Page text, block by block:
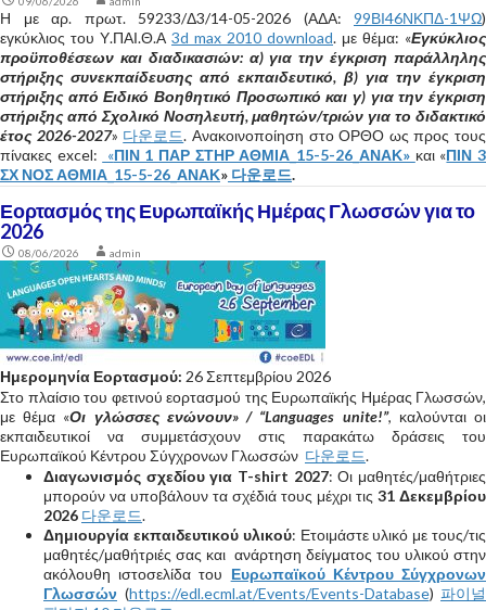
Η με αρ. πρωτ. 59233/Δ3/14-05-2026 (ΑΔΑ: 99ΒΙ46ΝΚΠΔ-1ΨΩ)
εγκύκλιος του Υ.ΠΑΙ.Θ.Α 3d max 2010 download. με θέμα: «Εγκύκλιος
προϋποθέσεων και διαδικασιών: α) για την έγκριση παράλληλης
στήριξης συνεκπαίδευσης από εκπαιδευτικό, β) για την έγκριση
στήριξης από Ειδικό Βοηθητικό Προσωπικό και γ) για την έγκριση
στήριξης από Σχολικό Νοσηλευτή, μαθητών/τριών για το διδακτικό
έτος 2026-2027» 다운로드. Ανακοινοποίηση στο ΟΡΘΟ ως προς τους
πίνακες excel:
«ΠΙΝ 1 ΠΑΡ ΣΤΗΡ ΑΘΜΙΑ_15-5-26_ΑΝΑΚ» και «ΠΙΝ 3
ΣΧ ΝΟΣ ΑΘΜΙΑ_15-5-26_ΑΝΑΚ» 다운로드.
Εορτασμός της Ευρωπαϊκής Ημέρας Γλωσσών για το
2026
08/06/2026 admin
Ημερομηνία Εορτασμού: 26 Σεπτεμβρίου 2026
Στο πλαίσιο του φετινού εορτασμού της Ευρωπαϊκής Ημέρας Γλωσσών,
με θέμα «Οι γλώσσες ενώνουν» / “Languages unite!”, καλούνται οι
εκπαιδευτικοί να συμμετάσχουν στις παρακάτω δράσεις του
Ευρωπαϊκού Κέντρου Σύγχρονων Γλωσσών 다운로드.
Διαγωνισμός σχεδίου για T-shirt 2027: Οι μαθητές/μαθήτριες
μπορούν να υποβάλουν τα σχέδιά τους μέχρι τις 31 Δεκεμβρίου
2026 다운로드.
Δημιουργία εκπαιδευτικού υλικού: Ετοιμάστε υλικό με τους/τις
μαθητές/μαθήτριές σας και ανάρτηση δείγματος του υλικού στην
ακόλουθη ιστοσελίδα του Ευρωπαϊκού Κέντρου Σύγχρονων
Γλωσσών (https://edl.ecml.at/Events/Events-Database) 파이널